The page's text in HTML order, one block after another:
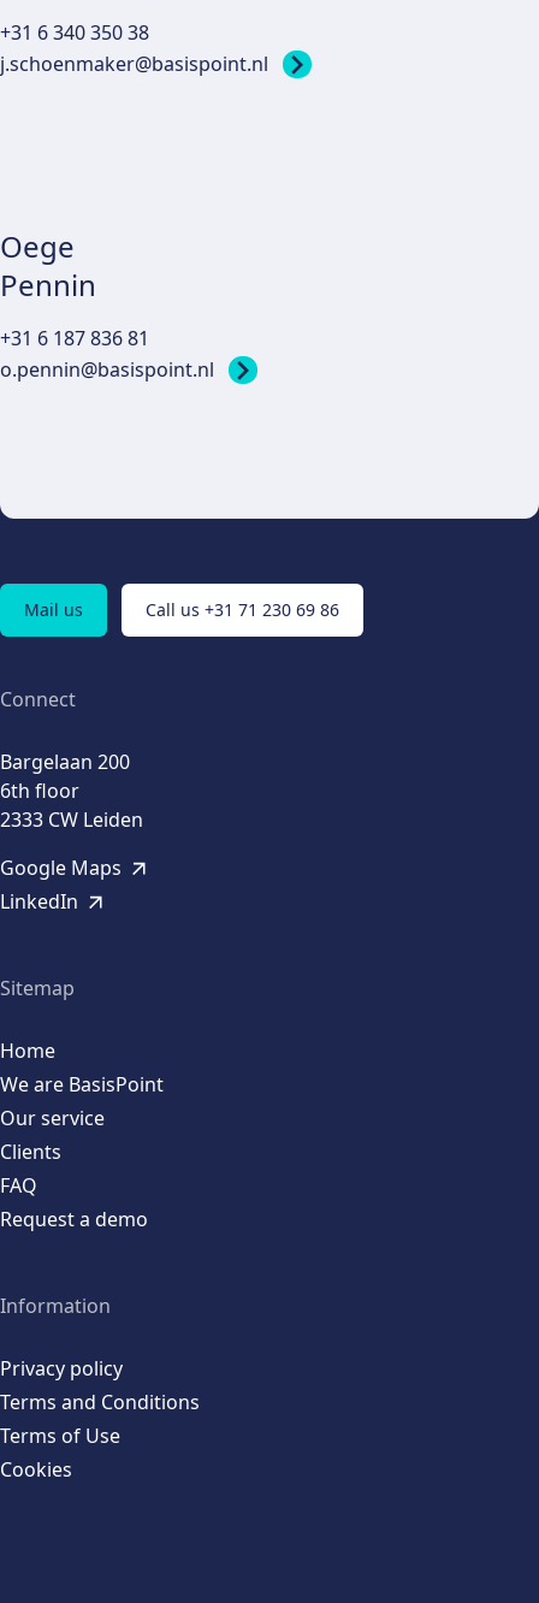
+31 6 340 350 38
j.schoenmaker@basispoint.nl
Oege
Pennin
+31 6 187 836 81
o.pennin@basispoint.nl
Mail us Call us +31 71 230 69 86
Connect
Bargelaan 200
6th floor
2333 CW Leiden
Google Maps
LinkedIn
Sitemap
Home
We are BasisPoint
Our service
Clients
FAQ
Request a demo
Information
Privacy policy
Terms and Conditions
Terms of Use
Cookies